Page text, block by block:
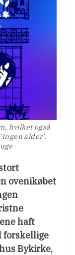
hvilket også
alder’.
ovenikøbet
haft
forskellige
Bykirke,